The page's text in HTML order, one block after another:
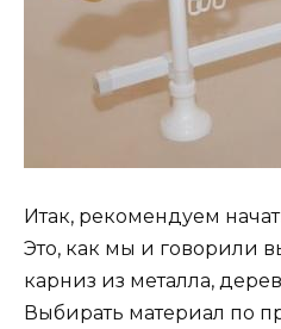
Итак, рекомендуем
Это, как мы и говорили
карниз из металла,
Выбирать материал по